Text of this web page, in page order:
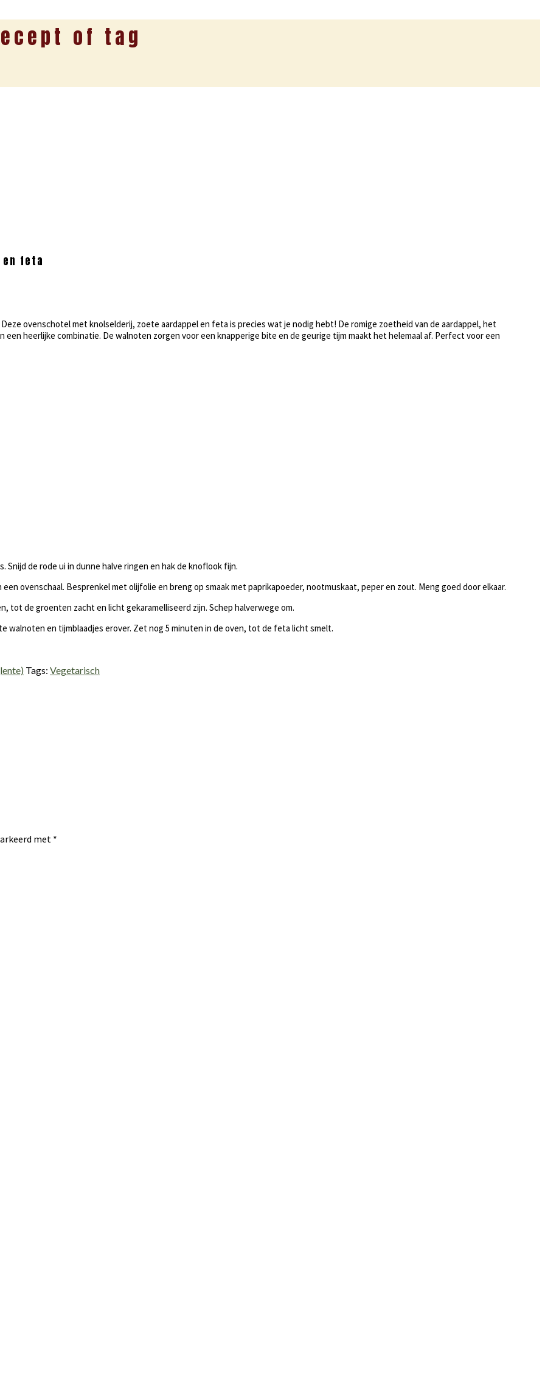
of tag
feta
ovenschotel met knolselderij, zoete aardappel en feta is precies wat je nodig hebt! De romige zoetheid van de aardappel, het
heerlijke combinatie. De walnoten zorgen voor een knapperige bite en de geurige tijm maakt het helemaal af. Perfect voor een
Snijd de rode ui in dunne halve ringen en hak de knoflook fijn.
ovenschaal. Besprenkel met olijfolie en breng op smaak met paprikapoeder, nootmuskaat, peper en zout. Meng goed door elkaar.
tot de groenten zacht en licht gekaramelliseerd zijn. Schep halverwege om.
walnoten en tijmblaadjes erover. Zet nog 5 minuten in de oven, tot de feta licht smelt.
Tags: Vegetarisch
met *